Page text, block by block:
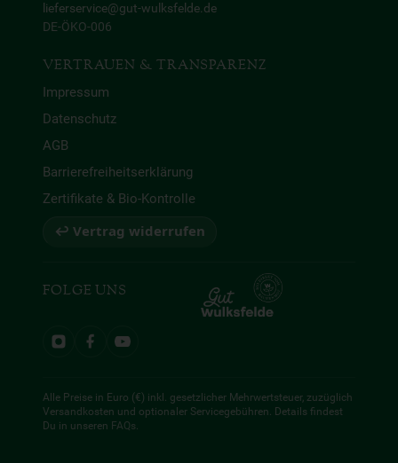
lieferservice@gut-wulksfelde.de
DE-ÖKO-006
VERTRAUEN & TRANSPARENZ
Impressum
Datenschutz
AGB
Barrierefreiheitserklärung
Zertifikate & Bio-Kontrolle
↩ Vertrag widerrufen
FOLGE UNS
Alle Preise in Euro (€) inkl. gesetzlicher Mehrwertsteuer, zuzüglich
Versandkosten und optionaler Servicegebühren. Details findest
Du in unseren FAQs.